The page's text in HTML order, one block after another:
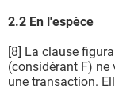
2.2 En l'espèce
[8] La clause
(considérant F) ne
une transaction.